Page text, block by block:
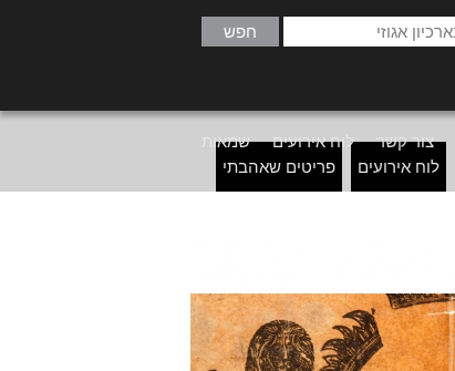
צור קשר לוח אירועים
שמאות
לוח אירועים פריטים שאהבתי